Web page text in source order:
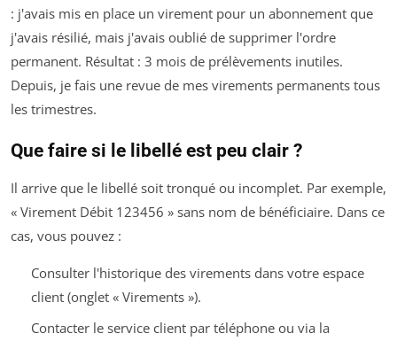
: j'avais mis en place un virement pour un abonnement que
j'avais résilié, mais j'avais oublié de supprimer l'ordre
permanent. Résultat : 3 mois de prélèvements inutiles.
Depuis, je fais une revue de mes virements permanents tous
les trimestres.
Que faire si le libellé est peu clair ?
Il arrive que le libellé soit tronqué ou incomplet. Par exemple,
« Virement Débit 123456 » sans nom de bénéficiaire. Dans ce
cas, vous pouvez :
Consulter l'historique des virements dans votre espace
client (onglet « Virements »).
Contacter le service client par téléphone ou via la